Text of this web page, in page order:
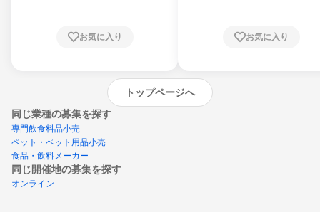
お気に入り お気に入り
トップページへ
同じ業種の募集を探す
専門飲食料品小売
ペット・ペット用品小売
食品・飲料メーカー
同じ開催地の募集を探す
オンライン